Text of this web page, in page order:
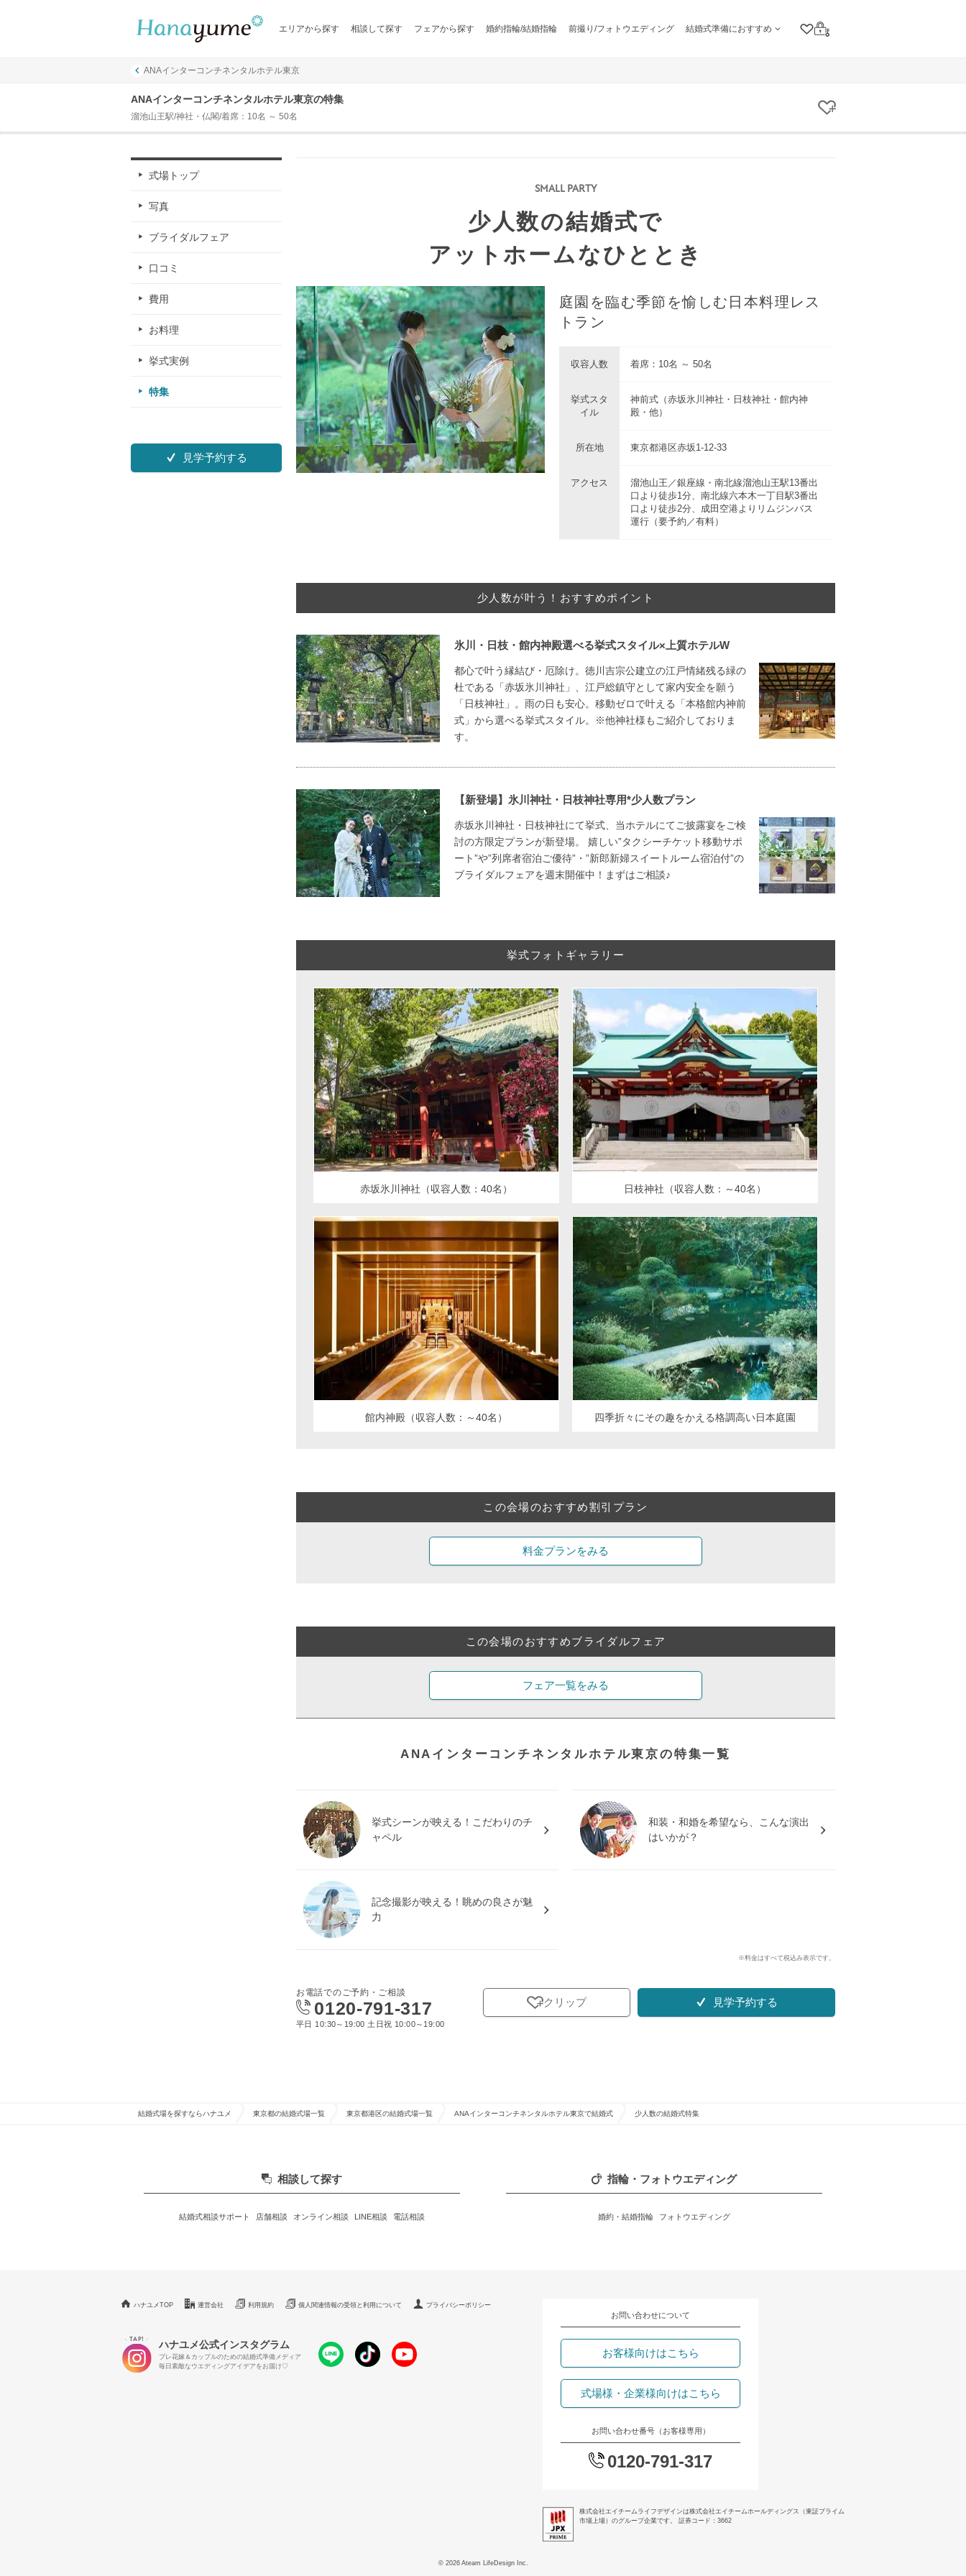
エリアから探す 相談して探す フェアから探す 婚約指輪/結婚指輪 前撮り/フォトウエディング 結婚式準備におすすめ
クリップリスト
ログイン
ANAインターコンチネンタルホテル東京
ANAインターコンチネンタルホテル東京の特集
溜池山王駅/神社・仏閣/着席：10名 ～ 50名 クリップする
式場トップ
写真
ブライダルフェア
口コミ
費用
お料理
挙式実例
特集
見学予約する
少人数の結婚式で
アットホームなひととき
庭園を臨む季節を愉しむ日本料理レス
トラン
収容人数 着席：10名 ～ 50名
挙式スタ
イル
神前式（赤坂氷川神社・日枝神社・館内神
殿・他）
所在地 東京都港区赤坂1-12-33
アクセス
溜池山王／銀座線・南北線溜池山王駅13番出
口より徒歩1分、南北線六本木一丁目駅3番出
口より徒歩2分、成田空港よりリムジンバス
運行（要予約／有料）
少人数が叶う！おすすめポイント
氷川・日枝・館内神殿選べる挙式スタイル×上質ホテルW
都心で叶う縁結び・厄除け。徳川吉宗公建立の江戸情緒残る緑の
杜である「赤坂氷川神社」、江戸総鎮守として家内安全を願う
「日枝神社」。雨の日も安心。移動ゼロで叶える「本格館内神前
式」から選べる挙式スタイル。※他神社様もご紹介しておりま
す。
【新登場】氷川神社・日枝神社専用*少人数プラン
赤坂氷川神社・日枝神社にて挙式、当ホテルにてご披露宴をご検
討の方限定プランが新登場。 嬉しい”タクシーチケット移動サポ
ート”や”列席者宿泊ご優待”・”新郎新婦スイートルーム宿泊付”の
ブライダルフェアを週末開催中！まずはご相談♪
挙式フォトギャラリー
赤坂氷川神社（収容人数：40名） 日枝神社（収容人数：～40名）
館内神殿（収容人数：～40名） 四季折々にその趣をかえる格調高い日本庭園
この会場のおすすめ割引プラン
料金プランをみる
この会場のおすすめブライダルフェア
フェア一覧をみる
ANAインターコンチネンタルホテル東京の特集一覧
挙式シーンが映える！こだわりのチ
ャペル
和装・和婚を希望なら、こんな演出
はいかが？
記念撮影が映える！眺めの良さが魅
力
※料金はすべて税込み表示です。
お電話でのご予約・ご相談
0120-791-317
平日 10:30～19:00 土日祝 10:00～19:00
クリップ 見学予約する
結婚式場を探すならハナユメ 東京都の結婚式場一覧 東京都港区の結婚式場一覧 ANAインターコンチネンタルホテル東京で結婚式 少人数の結婚式特集
相談して探す
結婚式相談サポート 店舗相談 オンライン相談 LINE相談 電話相談
指輪・フォトウエディング
婚約・結婚指輪 フォトウエディング
ハナユメTOP 運営会社 利用規約 個人関連情報の受領と利用について プライバシーポリシー
＼ TAP! ／ ハナユメ公式インスタグラム
プレ花嫁＆カップルのための結婚式準備メディア
毎日素敵なウエディングアイデアをお届け♡
お問い合わせについて
お客様向けはこちら
式場様・企業様向けはこちら
お問い合わせ番号（お客様専用）
0120-791-317
株式会社エイチームライフデザインは株式会社エイチームホールディングス（東証プライム
市場上場）のグループ企業です。 証券コード：3662
© 2026 Ateam LifeDesign Inc.